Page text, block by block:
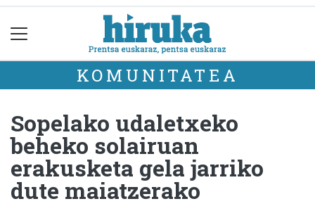
KOMUNITATEA
Sopelako udaletxeko
beheko solairuan
erakusketa gela jarriko
dute maiatzerako